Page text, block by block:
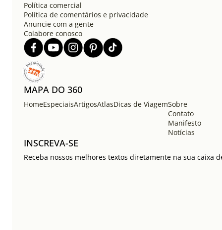
Política comercial
Política de comentários e privacidade
Anuncie com a gente
Colabore conosco
MAPA DO 360
HomeEspeciaisArtigosAtlasDicas de ViagemSobre
Contato
Manifesto
Notícias
INSCREVA-SE
Receba nossos melhores textos diretamente na sua caixa